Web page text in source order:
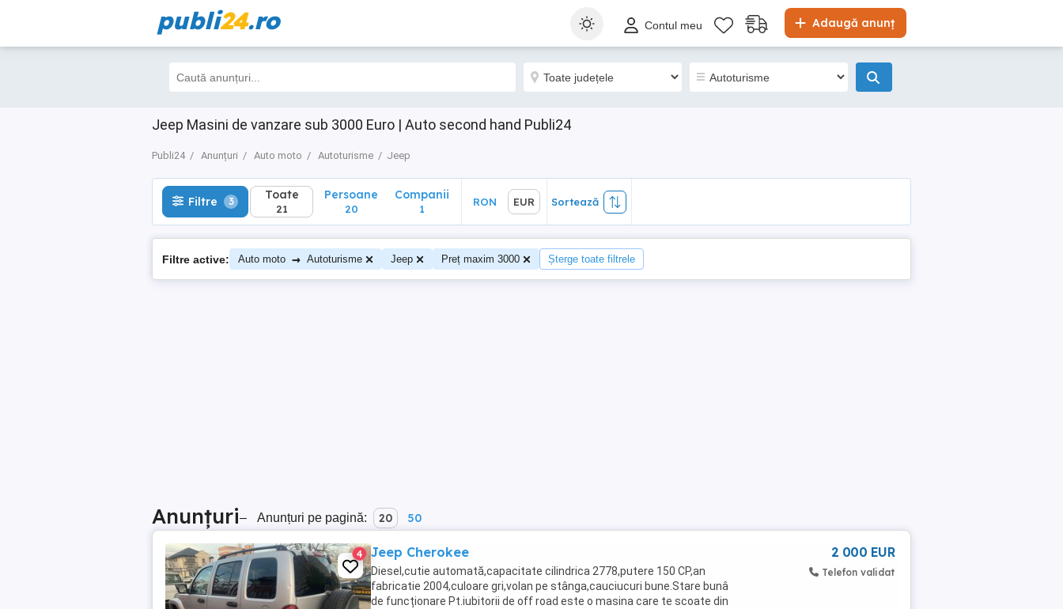
publi24.ro Adaugă anunț
Contul meu
Jeep Masini de vanzare sub 3000 Euro | Auto second hand Publi24
Publi24 Anunțuri Auto moto Autoturisme Jeep
Filtre 3 Toate
21
Sortează
Filtre 3 Toate
21
Persoane
20
Companii
1
RON EUR Sortează
Filtre active: Auto moto → Autoturisme Jeep Preț maxim 3000 Șterge toate filtrele
Anunțuri– Anunțuri pe pagină: 20 50
4 Jeep Cherokee
Diesel,cutie automată,capacitate cilindrica 2778,putere 150 CP,an
fabricatie 2004,culoare gri,volan pe stânga,cauciucuri bune.Stare bunâ
de funcționare Pt.iubitorii de off road este o masina care te scoate din
2 000 EUR
Telefon validat